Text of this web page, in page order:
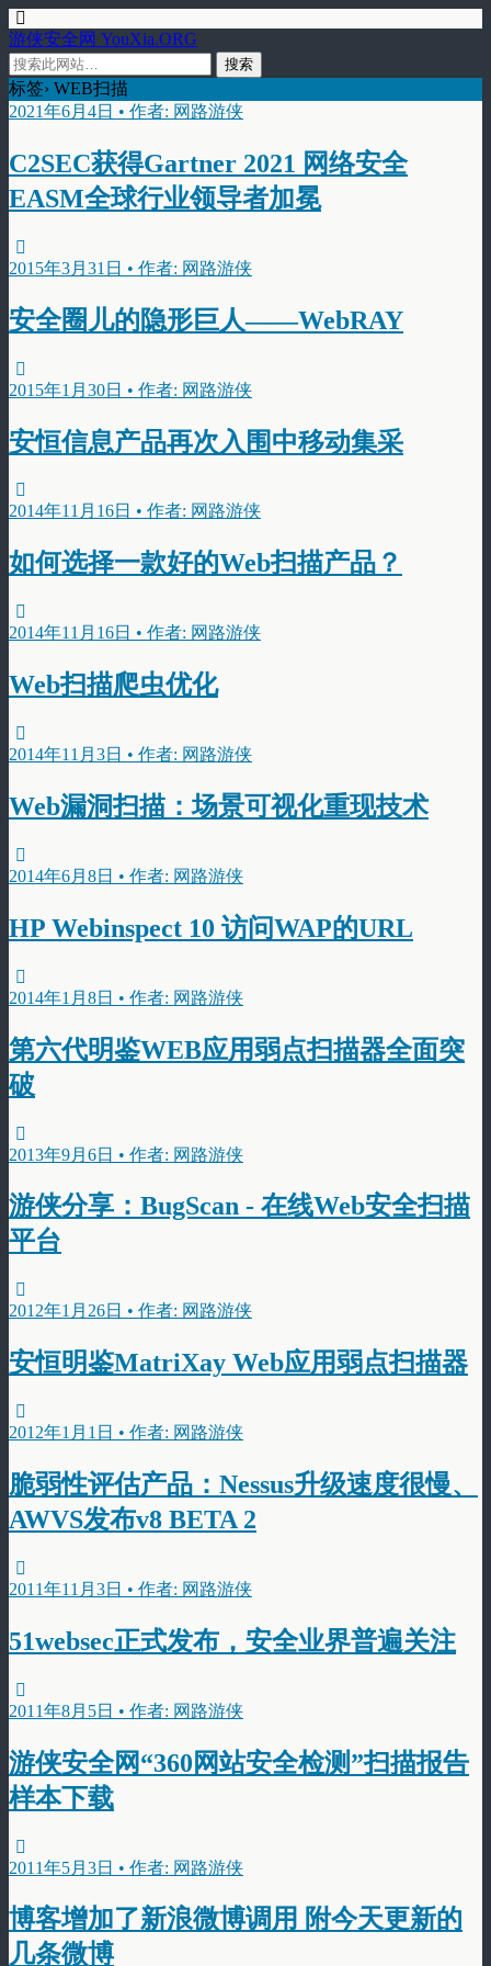
游侠安全网 YouXia.ORG
标签› WEB扫描
2021年6月4日 • 作者: 网路游侠
C2SEC获得Gartner 2021 网络安全
EASM全球行业领导者加冕
2015年3月31日 • 作者: 网路游侠
安全圈儿的隐形巨人——WebRAY
2015年1月30日 • 作者: 网路游侠
安恒信息产品再次入围中移动集采
2014年11月16日 • 作者: 网路游侠
如何选择一款好的Web扫描产品？
2014年11月16日 • 作者: 网路游侠
Web扫描爬虫优化
2014年11月3日 • 作者: 网路游侠
Web漏洞扫描：场景可视化重现技术
2014年6月8日 • 作者: 网路游侠
HP Webinspect 10 访问WAP的URL
2014年1月8日 • 作者: 网路游侠
第六代明鉴WEB应用弱点扫描器全面突
破
2013年9月6日 • 作者: 网路游侠
游侠分享：BugScan - 在线Web安全扫描
平台
2012年1月26日 • 作者: 网路游侠
安恒明鉴MatriXay Web应用弱点扫描器
2012年1月1日 • 作者: 网路游侠
脆弱性评估产品：Nessus升级速度很慢、
AWVS发布v8 BETA 2
2011年11月3日 • 作者: 网路游侠
51websec正式发布，安全业界普遍关注
2011年8月5日 • 作者: 网路游侠
游侠安全网“360网站安全检测”扫描报告
样本下载
2011年5月3日 • 作者: 网路游侠
博客增加了新浪微博调用 附今天更新的
几条微博